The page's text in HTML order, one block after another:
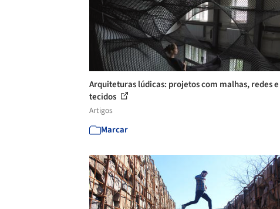
Arquiteturas lúdicas: projetos com malhas, redes e
tecidos
Artigos
Marcar